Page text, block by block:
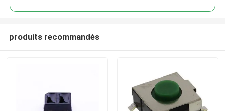
produits recommandés